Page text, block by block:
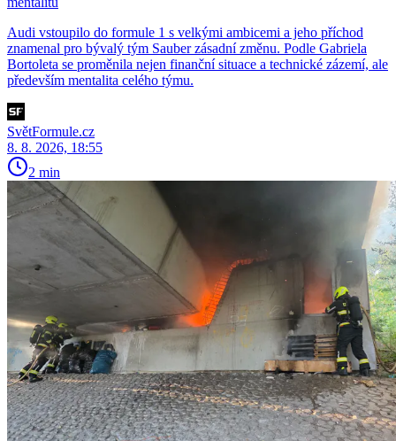
Audi vstoupilo do formule 1 s velkými ambicemi a jeho příchod
znamenal pro bývalý tým Sauber zásadní změnu. Podle Gabriela
Bortoleta se proměnila nejen finanční situace a technické zázemí, ale
především mentalita celého týmu.
SvětFormule.cz
8. 8. 2026, 18:55
2 min